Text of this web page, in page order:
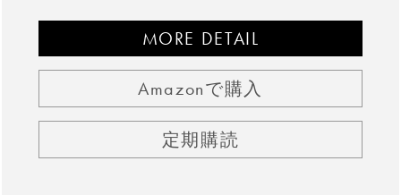
MORE DETAIL
Amazonで購入
定期購読